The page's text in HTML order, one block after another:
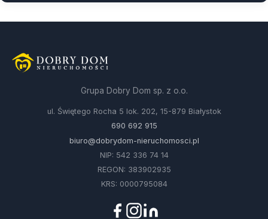
Grupa Dobry Dom sp. z o.o.
ul. Świętego Rocha 5 lok. 202, 15-879 Białystok
690 692 915
biuro@dobrydom-nieruchomosci.pl
NIP: 542 336 74 14
REGON: 383902935
KRS: 0000795084